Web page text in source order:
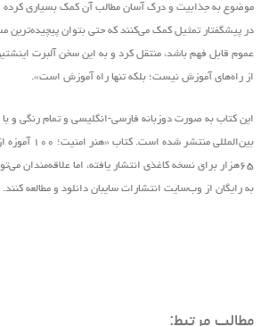
موضوع به جذابیت و درک آسان مطالب آن کمک بسیاری کرده
در پیشگفتار تمثیل کمک می‌کنند که حتی بتوان پیچیده‌ترین
عموم قابل فهم باشد، منتقل کرد و به این سخن آلبرت
از راه‌های آموزش نیست؛ بلکه تنها راه آموزش است».
این کتاب به صورت دوزبانه فارسی-انگلیسی و تمام رنگی و
بین‌المللی منتشر
۶۵هزار برای نسخه کاغذی انتشار یافته‌، اما علاقه‌مندان
به رایگان از وب‌سایت انتشارات سایبان دانلود و مطالعه کنند.
مطالب مرتبط: